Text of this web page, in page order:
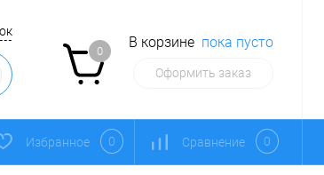
0
В корзине пока пусто
Оформить заказ
Избранное 0 Сравнение 0